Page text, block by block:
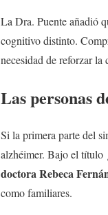
La Dra. Puente añadió
cognitivo distinto.
necesidad de reforzar
Las personas
Si la primera parte del
alzhéimer. Bajo el título
doctora Rebeca
como familiares.